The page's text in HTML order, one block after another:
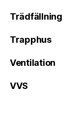
Trädfällning
Trapphus
Ventilation
VVS